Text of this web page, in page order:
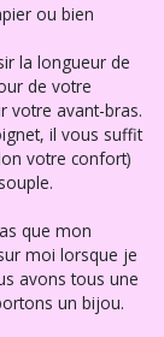
ou bien
la longueur de
de votre
votre avant-bras.
il vous suffit
votre confort)
que mon
moi lorsque je
avons tous une
un bijou.